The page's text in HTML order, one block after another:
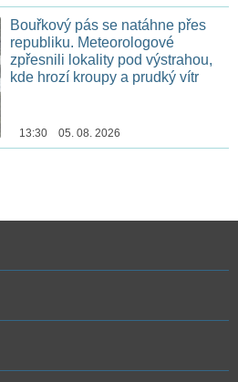
Bouřkový pás se natáhne přes
republiku. Meteorologové
zpřesnili lokality pod výstrahou,
kde hrozí kroupy a prudký vítr
13:30 05. 08. 2026